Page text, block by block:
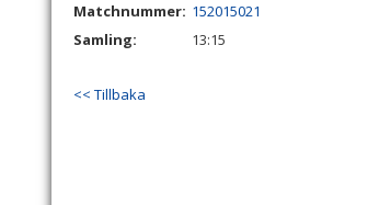
Matchnummer: 152015021
Samling:
13:15
<< Tillbaka